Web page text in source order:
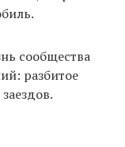
сообщества
разбитое